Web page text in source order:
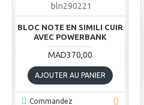
bln290221
BLOC NOTE EN SIMILI CUIR
AVEC POWERBANK
MAD370,00
AJOUTER AU PANIER
Commandez